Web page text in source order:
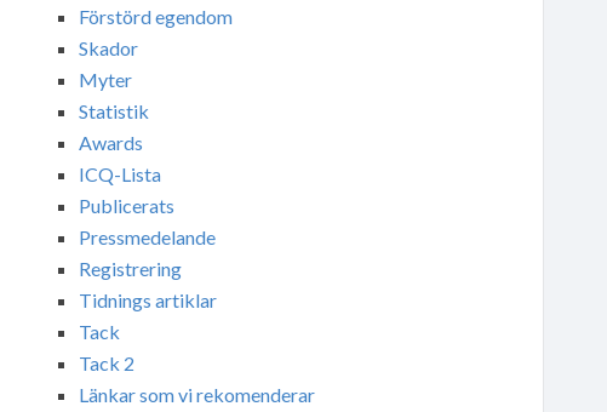
Förstörd egendom
Skador
Myter
Statistik
Awards
ICQ-Lista
Publicerats
Pressmedelande
Registrering
Tidnings artiklar
Tack
Tack 2
Länkar som vi rekomenderar